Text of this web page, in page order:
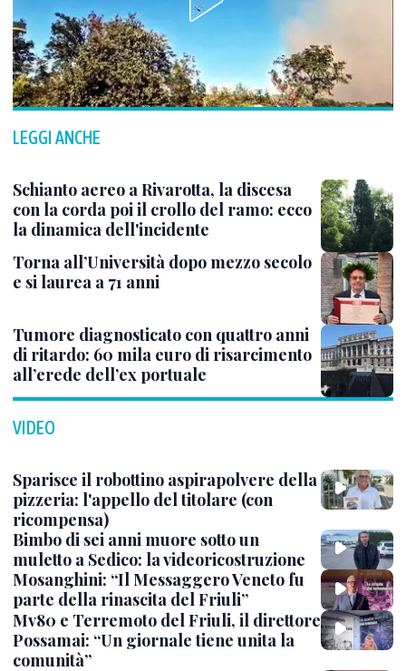
LEGGI ANCHE
Schianto aereo a Rivarotta, la discesa
con la corda poi il crollo del ramo: ecco
la dinamica dell'incidente
Torna all’Università dopo mezzo secolo
e si laurea a 71 anni
Tumore diagnosticato con quattro anni
di ritardo: 60 mila euro di risarcimento
all’erede dell’ex portuale
VIDEO
Sparisce il robottino aspirapolvere della
pizzeria: l'appello del titolare (con
ricompensa)
Bimbo di sei anni muore sotto un
muletto a Sedico: la videoricostruzione
Mosanghini: “Il Messaggero Veneto fu
parte della rinascita del Friuli”
Mv80 e Terremoto del Friuli, il direttore
Possamai: “Un giornale tiene unita la
comunità”